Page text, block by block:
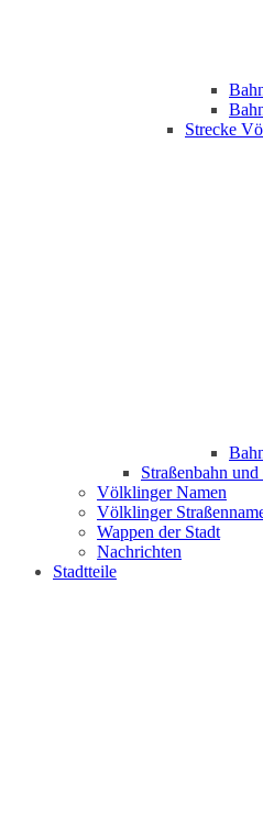
Strecke
Straßenbahn
Völklinger Namen
Völklinger
Wappen der Stadt
Nachrichten
Stadtteile